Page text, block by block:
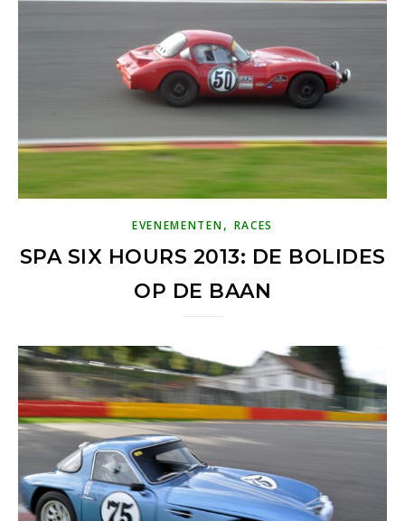
EVENEMENTEN, RACES
SPA SIX HOURS 2013: DE BOLIDES
OP DE BAAN